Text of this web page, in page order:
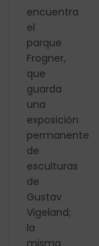
encuentra
el
parque
Frogner,
que
guarda
una
exposición
permanente
de
esculturas
de
Gustav
Vigeland;
la
misma